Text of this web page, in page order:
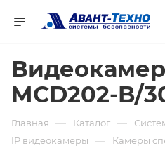
MCD202-B/
Главная — Каталог —
IP видеокамеры — Камеры